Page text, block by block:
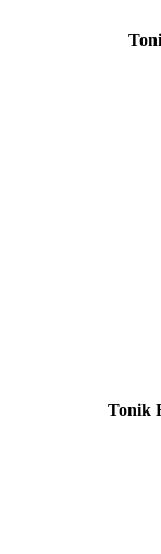
Tonik